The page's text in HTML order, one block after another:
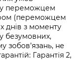
переможцем
(переможцем
днів з моменту
безумовних,
зобов’язань, не
Гарантія 2,